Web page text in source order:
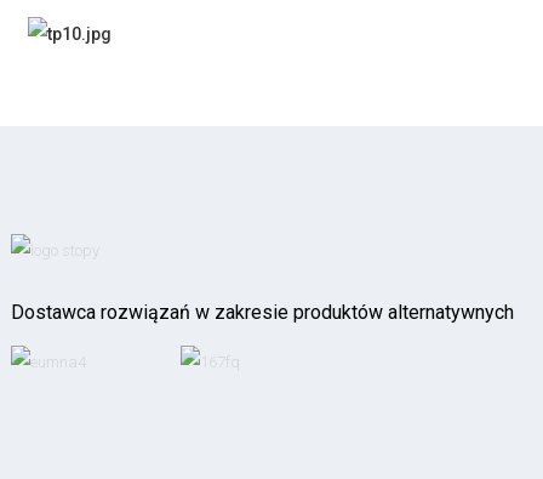
Dostawca rozwiązań w zakresie produktów alternatywnych